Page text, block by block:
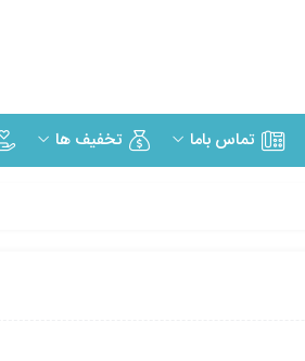
تماس باما تخفیف ها